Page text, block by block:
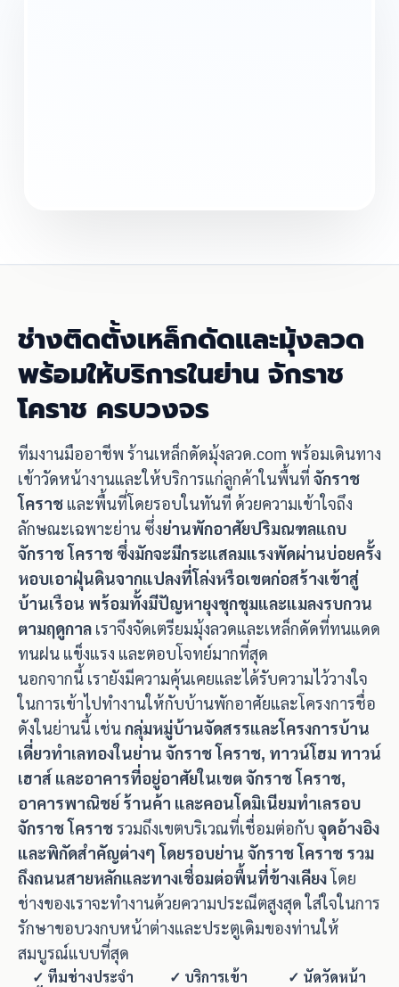
ช่างติดตั้งเหล็กดัดและมุ้งลวด
พร้อมให้บริการในย่าน จักราช
โคราช ครบวงจร
ทีมงานมืออาชีพ ร้านเหล็กดัดมุ้งลวด.com พร้อมเดินทาง
เข้าวัดหน้างานและให้บริการแก่ลูกค้าในพื้นที่ จักราช
โคราช และพื้นที่โดยรอบในทันที ด้วยความเข้าใจถึง
ลักษณะเฉพาะย่าน ซึ่งย่านพักอาศัยปริมณฑลแถบ
จักราช โคราช ซึ่งมักจะมีกระแสลมแรงพัดผ่านบ่อยครั้ง
หอบเอาฝุ่นดินจากแปลงที่โล่งหรือเขตก่อสร้างเข้าสู่
บ้านเรือน พร้อมทั้งมีปัญหายุงชุกชุมและแมลงรบกวน
ตามฤดูกาล เราจึงจัดเตรียมมุ้งลวดและเหล็กดัดที่ทนแดด
ทนฝน แข็งแรง และตอบโจทย์มากที่สุด
นอกจากนี้ เรายังมีความคุ้นเคยและได้รับความไว้วางใจ
ในการเข้าไปทำงานให้กับบ้านพักอาศัยและโครงการชื่อ
ดังในย่านนี้ เช่นกลุ่มหมู่บ้านจัดสรรและโครงการบ้าน
เดี่ยวทำเลทองในย่าน จักราช โคราช, ทาวน์โฮม ทาวน์
เฮาส์ และอาคารที่อยู่อาศัยในเขต จักราช โคราช,
อาคารพาณิชย์ ร้านค้า และคอนโดมิเนียมทำเลรอบ
จักราช โคราชรวมถึงเขตบริเวณที่เชื่อมต่อกับ จุดอ้างอิง
และพิกัดสำคัญต่างๆ โดยรอบย่าน จักราช โคราช รวม
ถึงถนนสายหลักและทางเชื่อมต่อพื้นที่ข้างเคียงโดย
ช่างของเราจะทำงานด้วยความประณีตสูงสุด ใส่ใจในการ
รักษาขอบวงกบหน้าต่างและประตูเดิมของท่านให้
สมบูรณ์แบบที่สุด
✓ ทีมช่างประจำ
✓ บริการเข้า
✓ นัดวัดหน้า